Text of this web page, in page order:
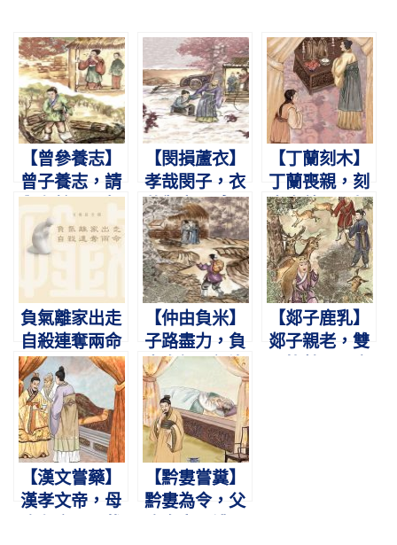
【曾參養志】
曾子養志，請
與有餘。母齧
其指，負薪歸
廬。
【閔損蘆衣】
孝哉閔子，衣
蘆禦車。感父
救母，千古令
譽。
【丁蘭刻木】
丁蘭喪親，刻
木奉養。張叔
擊之，像亦悒
怏。
負氣離家出走
自殺連奪兩命
【仲由負米】
子路盡力，負
米奉親。親沒
仕楚，歎不及
貧。
【郯子鹿乳】
郯子親老，雙
【漢文嘗藥】
漢孝文帝，母
【黔婁嘗糞】
黔婁為令，父